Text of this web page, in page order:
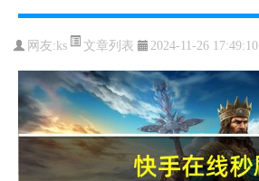
网友:ks 文章列表 2024-11-26 17:49:10